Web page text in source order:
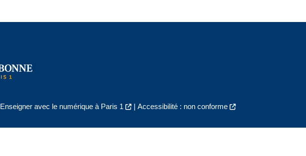
Enseigner avec le numérique à Paris 1 | Accessibilité : non conforme